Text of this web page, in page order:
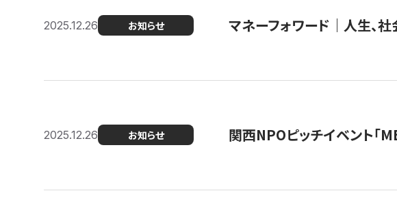
2025.12.26 お知らせ マネーフォワード｜人生、
2025.12.26 お知らせ 関西NPOピッチイベント「